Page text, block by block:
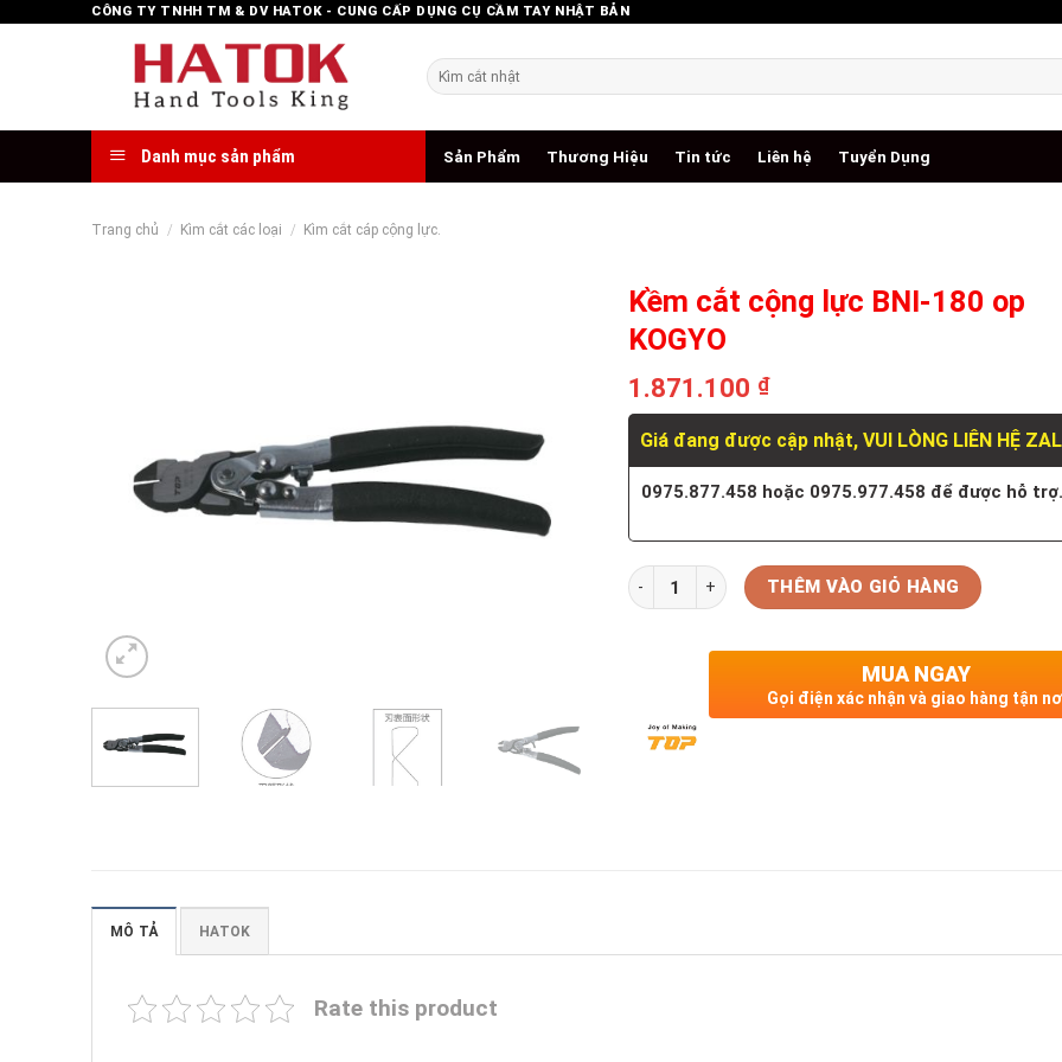
CÔNG TY TNHH TM & DV HATOK - CUNG CẤP DỤNG CỤ CẦM TAY NHẬT BẢN
Tìm
kiếm:
Danh mục sản phẩm Sản Phẩm Thương Hiệu Tin tức Liên hệ Tuyển Dụng
Trang chủ / Kìm cắt các loại / Kìm cắt cáp cộng lực.
Kềm cắt cộng lực BNI-180 op
KOGYO
1.871.100 ₫
Giá đang được cập nhật, VUI LÒNG LIÊN HỆ
0975.877.458 hoặc 0975.977.458 để được hỗ
Số lượng THÊM VÀO GIỎ HÀNG
MUA NGAY
Gọi điện xác nhận và giao hàng tận
MÔ TẢ HATOK
Rate this product